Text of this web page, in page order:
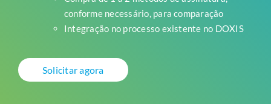
conforme necessário, para comparação
Integração no processo existente no DOXIS
Solicitar agora